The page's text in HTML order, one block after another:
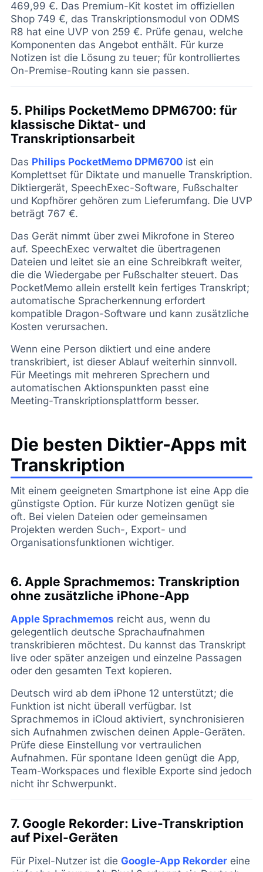
469,99 €. Das Premium-Kit kostet im offiziellen
Shop 749 €, das Transkriptionsmodul von ODMS
R8 hat eine UVP von 259 €. Prüfe genau, welche
Komponenten das Angebot enthält. Für kurze
Notizen ist die Lösung zu teuer; für kontrolliertes
On-Premise-Routing kann sie passen.
5. Philips PocketMemo DPM6700: für
klassische Diktat- und
Transkriptionsarbeit
Das Philips PocketMemo DPM6700 ist ein
Komplettset für Diktate und manuelle Transkription.
Diktiergerät, SpeechExec-Software, Fußschalter
und Kopfhörer gehören zum Lieferumfang. Die UVP
beträgt 767 €.
Das Gerät nimmt über zwei Mikrofone in Stereo
auf. SpeechExec verwaltet die übertragenen
Dateien und leitet sie an eine Schreibkraft weiter,
die die Wiedergabe per Fußschalter steuert. Das
PocketMemo allein erstellt kein fertiges Transkript;
automatische Spracherkennung erfordert
kompatible Dragon-Software und kann zusätzliche
Kosten verursachen.
Wenn eine Person diktiert und eine andere
transkribiert, ist dieser Ablauf weiterhin sinnvoll.
Für Meetings mit mehreren Sprechern und
automatischen Aktionspunkten passt eine
Meeting-Transkriptionsplattform besser.
Die besten Diktier-Apps mit
Transkription
Mit einem geeigneten Smartphone ist eine App die
günstigste Option. Für kurze Notizen genügt sie
oft. Bei vielen Dateien oder gemeinsamen
Projekten werden Such-, Export- und
Organisationsfunktionen wichtiger.
6. Apple Sprachmemos: Transkription
ohne zusätzliche iPhone-App
Apple Sprachmemos reicht aus, wenn du
gelegentlich deutsche Sprachaufnahmen
transkribieren möchtest. Du kannst das Transkript
live oder später anzeigen und einzelne Passagen
oder den gesamten Text kopieren.
Deutsch wird ab dem iPhone 12 unterstützt; die
Funktion ist nicht überall verfügbar. Ist
Sprachmemos in iCloud aktiviert, synchronisieren
sich Aufnahmen zwischen deinen Apple-Geräten.
Prüfe diese Einstellung vor vertraulichen
Aufnahmen. Für spontane Ideen genügt die App,
Team-Workspaces und flexible Exporte sind jedoch
nicht ihr Schwerpunkt.
7. Google Rekorder: Live-Transkription
auf Pixel-Geräten
Für Pixel-Nutzer ist die Google-App Rekorder eine